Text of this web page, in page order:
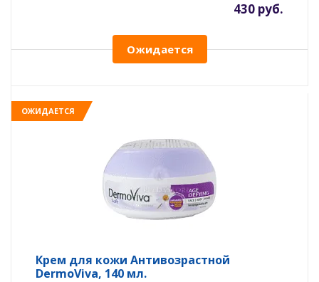
430 руб.
Ожидается
ОЖИДАЕТСЯ
Крем для кожи Антивозрастной
DermoViva, 140 мл.